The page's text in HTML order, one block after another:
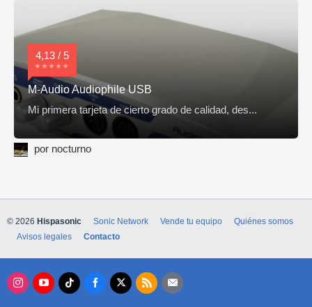
4,13 / 5
M-Audio Audiophile USB
Mi primera tarjeta de cierto grado de calidad, des...
por nocturno
© 2026 Hispasonic Sonic Network Vende tu equipo
Quiénes somos
Avisos legales
Contacto